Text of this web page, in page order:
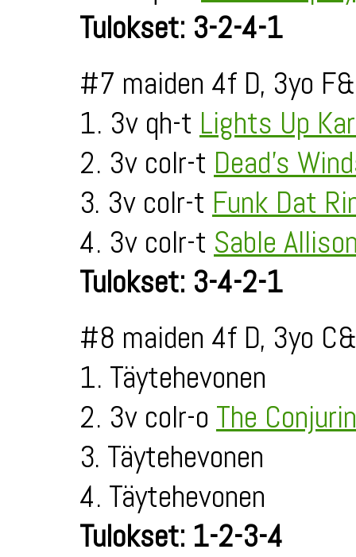
Tulokset: 3-2-4-1
#7 maiden 4f D, 3yo
1. 3v qh-t Lights Up
2. 3v colr-t Dead's
3. 3v colr-t Funk Dat
4. 3v colr-t Sable
Tulokset: 3-4-2-1
#8 maiden 4f D, 3yo
1. Täytehevonen
2. 3v colr-o The
3. Täytehevonen
4. Täytehevonen
Tulokset: 1-2-3-4